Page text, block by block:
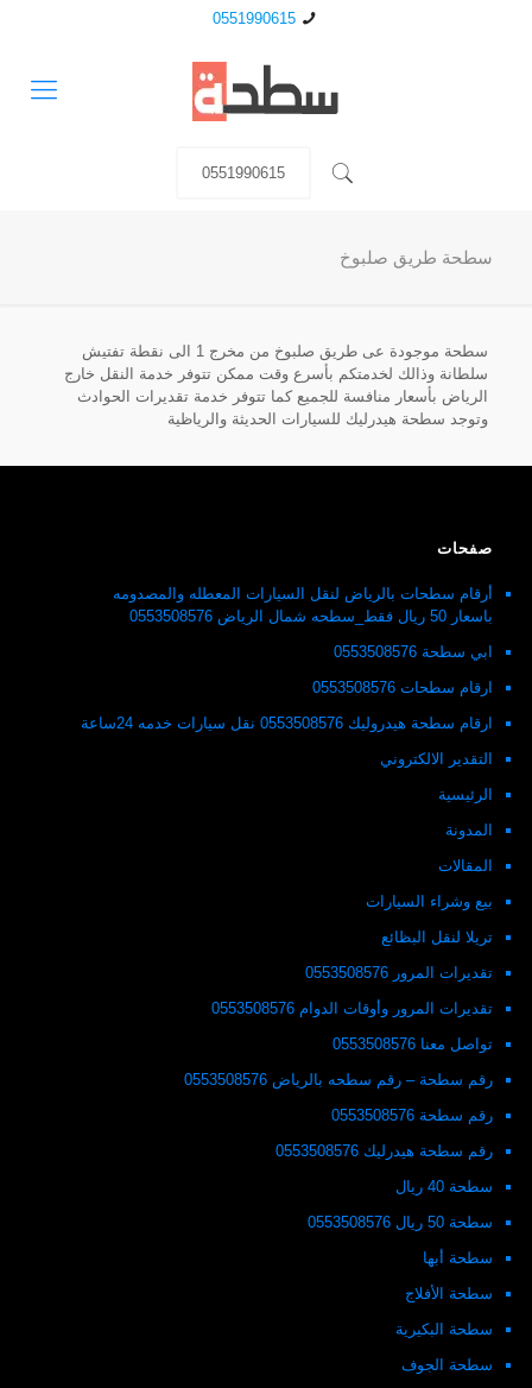
0551990615
0551990615
سطحة طريق صلبوخ
سطحة موجودة عى طريق صلبوخ من مخرج 1 الى نقطة تفتيش
سلطانة وذالك لخدمتكم بأسرع وقت ممكن تتوفر خدمة النقل خارج
الرياض بأسعار منافسة للجميع كما تتوفر خدمة تقديرات الحوادث
وتوجد سطحة هيدرليك للسيارات الحديثة والرياظية
صفحات
أرقام سطحات بالرياض لنقل السيارات المعطله والمصدومه
باسعار 50 ريال فقط_سطحه شمال الرياض 0553508576
ابي سطحة 0553508576
ارقام سطحات 0553508576
ارقام سطحة هيدروليك 0553508576 نقل سيارات خدمه 24ساعة
التقدير الالكتروني
الرئيسية
المدونة
المقالات
بيع وشراء السيارات
تريلا لنقل البظائع
تقديرات المرور 0553508576
تقديرات المرور وأوقات الدوام 0553508576
تواصل معنا 0553508576
رقم سطحة – رقم سطحه بالرياض 0553508576
رقم سطحة 0553508576
رقم سطحة هيدرليك 0553508576
سطحة 40 ريال
سطحة 50 ريال 0553508576
سطحة أبها
سطحة الأفلاج
سطحة البكيرية
سطحة الجوف